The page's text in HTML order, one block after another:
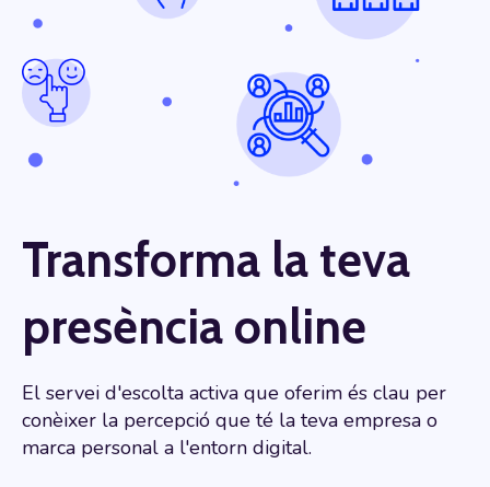
Transforma la teva
presència online
El servei d'escolta activa que oferim és clau per
conèixer la percepció que té la teva empresa o
marca personal a l'entorn digital.